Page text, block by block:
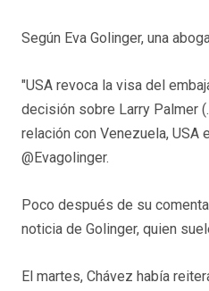
Según Eva Golinger, una
"USA revoca la visa del
decisión sobre Larry Palmer
relación con Venezuela, USA
@Evagolinger.
Poco después de su
noticia de Golinger, quien
El martes, Chávez había